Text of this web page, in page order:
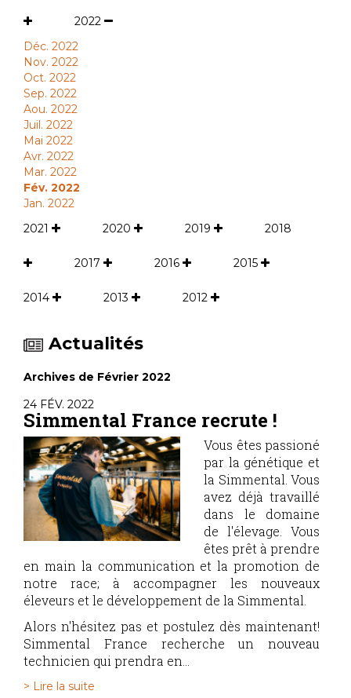
2022
Déc. 2022
Nov. 2022
Oct. 2022
Sep. 2022
Aou. 2022
Juil. 2022
Mai 2022
Avr. 2022
Mar. 2022
Fév. 2022
Jan. 2022
2021
2020 2019 2018
2017 2016 2015
2014 2013 2012
Actualités
Archives de Février 2022
24 FÉV. 2022
Simmental France recrute !
Vous êtes passioné
par la génétique et
la Simmental. Vous
avez déjà travaillé
dans le domaine
de l'élevage. Vous
êtes prêt à prendre
en main la communication et la promotion de
notre race; à accompagner les nouveaux
éleveurs et le développement de la Simmental.
Alors n'hésitez pas et postulez dès maintenant!
Simmental France recherche un nouveau
technicien qui prendra en...
> Lire la suite